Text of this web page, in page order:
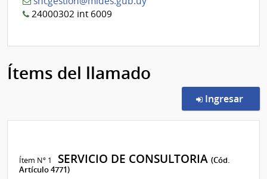
24000302 int 6009
Ítems del llamado
Ingresar
Ítem Nº 1 SERVICIO DE CONSULTORIA(Cód.
Artículo 4771)